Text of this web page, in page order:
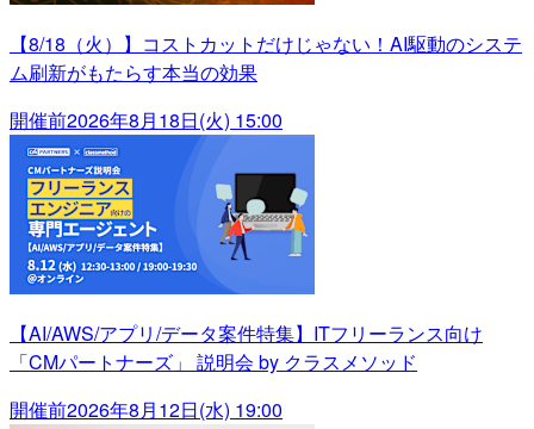
【8/18（火）】コストカットだけじゃない！AI駆動のシステ
ム刷新がもたらす本当の効果
開催前2026年8月18日(火) 15:00
【AI/AWS/アプリ/データ案件特集】ITフリーランス向け
「CMパートナーズ」 説明会 by クラスメソッド
開催前2026年8月12日(水) 19:00